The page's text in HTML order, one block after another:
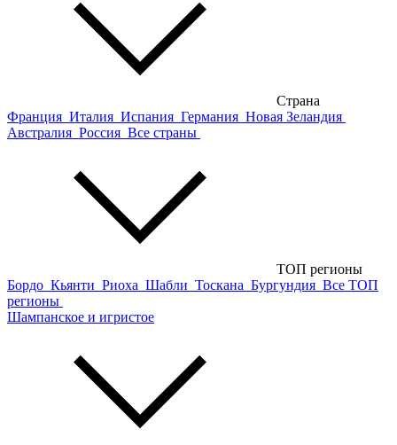
Страна
Франция Италия Испания Германия Новая Зеландия
Австралия Россия Все страны
ТОП регионы
Бордо Кьянти Риоха Шабли Тоскана Бургундия Все ТОП
регионы
Шампанское и игристое